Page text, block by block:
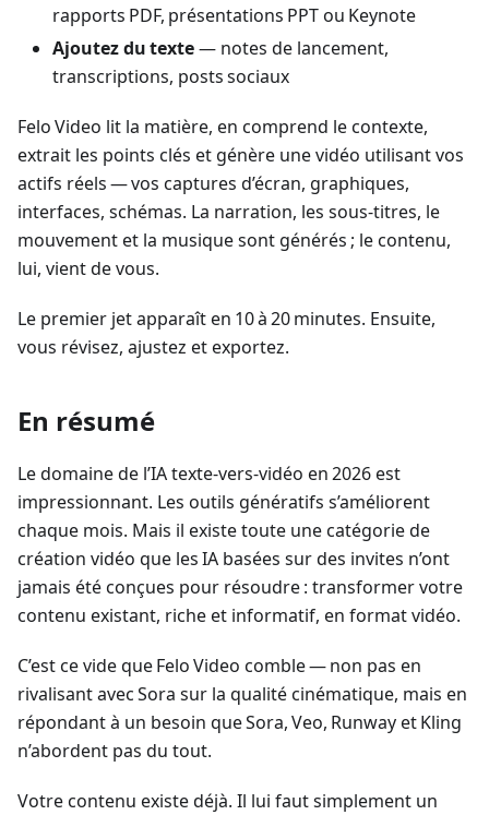
rapports PDF, présentations PPT ou Keynote
Ajoutez du texte— notes de lancement,
transcriptions, posts sociaux
Felo Video lit la matière, en comprend le contexte,
extrait les points clés et génère une vidéo utilisant vos
actifs réels — vos captures d’écran, graphiques,
interfaces, schémas. La narration, les sous‑titres, le
mouvement et la musique sont générés ; le contenu,
lui, vient de vous.
Le premier jet apparaît en 10 à 20 minutes. Ensuite,
vous révisez, ajustez et exportez.
En résumé
Le domaine de l’IA texte‑vers‑vidéo en 2026 est
impressionnant. Les outils génératifs s’améliorent
chaque mois. Mais il existe toute une catégorie de
création vidéo que les IA basées sur des invites n’ont
jamais été conçues pour résoudre : transformer votre
contenu existant, riche et informatif, en format vidéo.
C’est ce vide que Felo Video comble — non pas en
rivalisant avec Sora sur la qualité cinématique, mais en
répondant à un besoin que Sora, Veo, Runway et Kling
n’abordent pas du tout.
Votre contenu existe déjà. Il lui faut simplement un